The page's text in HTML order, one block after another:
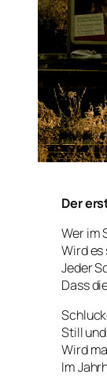
Der
Wer im
Wird
Jeder
Dass
Still
Wird
Im